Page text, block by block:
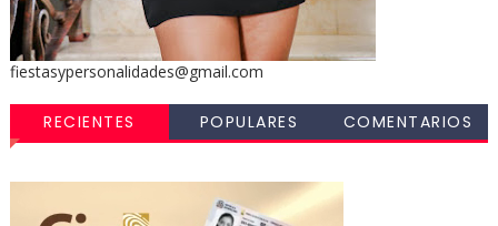
fiestasypersonalidades@gmail.com
RECIENTES POPULARES COMENTARIOS